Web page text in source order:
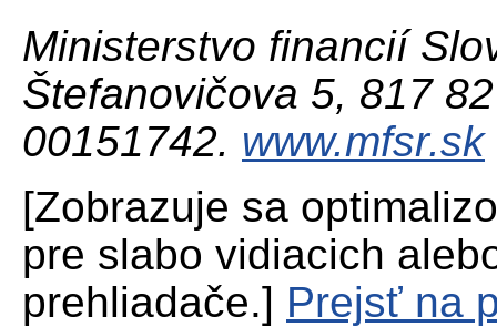
Ministerstvo financií
Štefanovičova 5, 817
00151742. www.mfsr.sk
[Zobrazuje sa
pre slabo vidiacich
prehliadače.] Prejsť na